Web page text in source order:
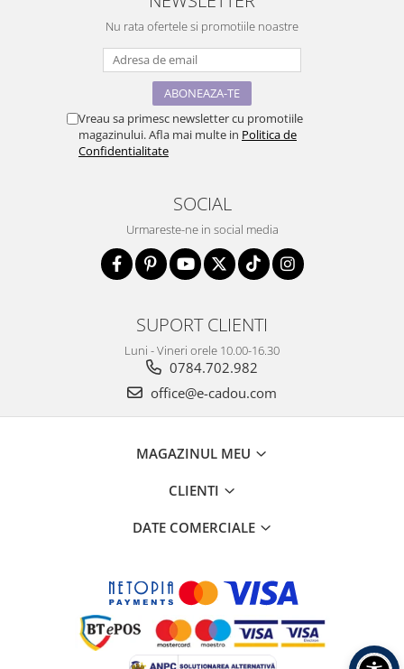
Nu rata ofertele si promotiile noastre
Vreau sa primesc newsletter cu promotiile
magazinului. Afla mai multe in Politica de
Confidentialitate
SOCIAL
Urmareste-ne in social media
SUPORT CLIENTI
Luni - Vineri orele 10.00-16.30
0784.702.982
office@e-cadou.com
MAGAZINUL MEU
CLIENTI
DATE COMERCIALE